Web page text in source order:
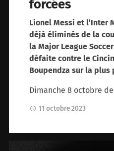
forcées
Lionel Messi et l’Inter
déjà éliminés de la
la Major League
défaite contre le
Boupendza sur la
Dimanche 8 octobre
11 octobre 2023